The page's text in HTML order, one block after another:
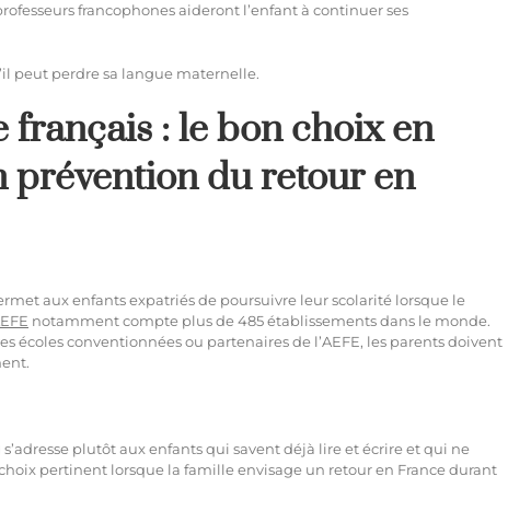
francophones aideront l’enfant à continuer ses
peut perdre sa langue maternelle.
français : le bon choix en
prévention du retour en
aux enfants expatriés de poursuivre leur scolarité lorsque le
notamment compte plus de 485 établissements dans le monde.
écoles conventionnées ou partenaires de l’AEFE, les parents doivent
plutôt aux enfants qui savent déjà lire et écrire et qui ne
pertinent lorsque la famille envisage un retour en France durant